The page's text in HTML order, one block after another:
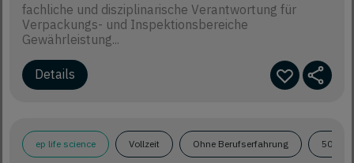
fachliche und disziplinarische Verantwortung für
Verpackungs- und Inspektionsbereiche
Gewährleistung...
Details
ep life science Vollzeit Ohne Berufserfahrung